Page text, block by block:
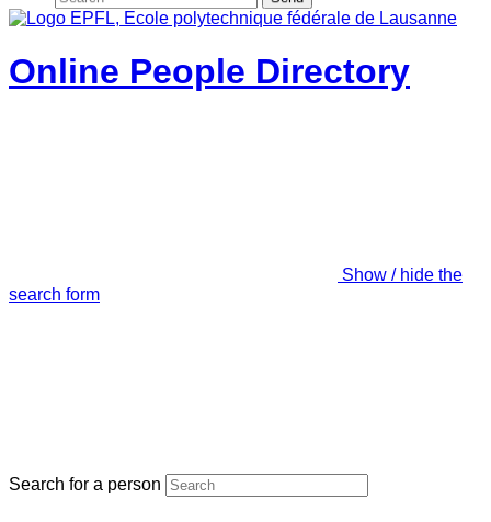
Online People Directory
Show / hide the
search form
Search for a person